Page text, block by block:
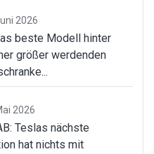
2026
beste Modell hinter
größer werdenden
2026
Teslas nächste
hat nichts mit